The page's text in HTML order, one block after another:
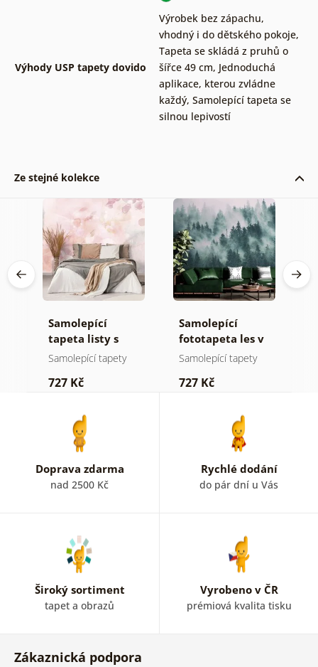
Výhody USP tapety dovido
Výrobek bez zápachu,
vhodný i do dětského pokoje,
Tapeta se skládá z pruhů o
šířce 49 cm, Jednoduchá
aplikace, kterou zvládne
každý, Samolepící tapeta se
silnou lepivostí
Ze stejné kolekce
Samolepící
tapeta listy s
pastelovým
Samolepící tapety
727 Kč
Samolepící
fototapeta les v
mlze
Samolepící tapety
727 Kč
Doprava zdarma
nad 2500 Kč
Rychlé dodání
do pár dní u Vás
Široký sortiment
tapet a obrazů
Vyrobeno v ČR
prémiová kvalita tisku
Zákaznická podpora